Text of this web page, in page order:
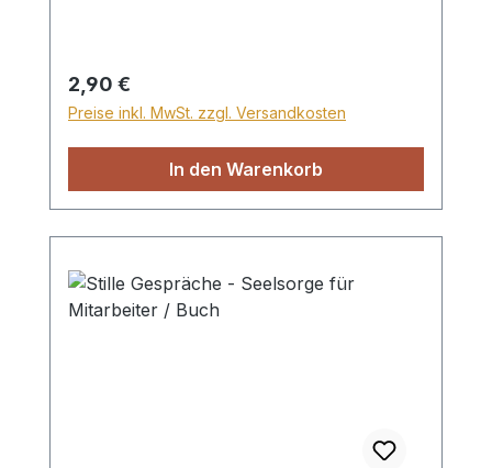
Regulärer Preis:
2,90 €
Preise inkl. MwSt. zzgl. Versandkosten
In den Warenkorb